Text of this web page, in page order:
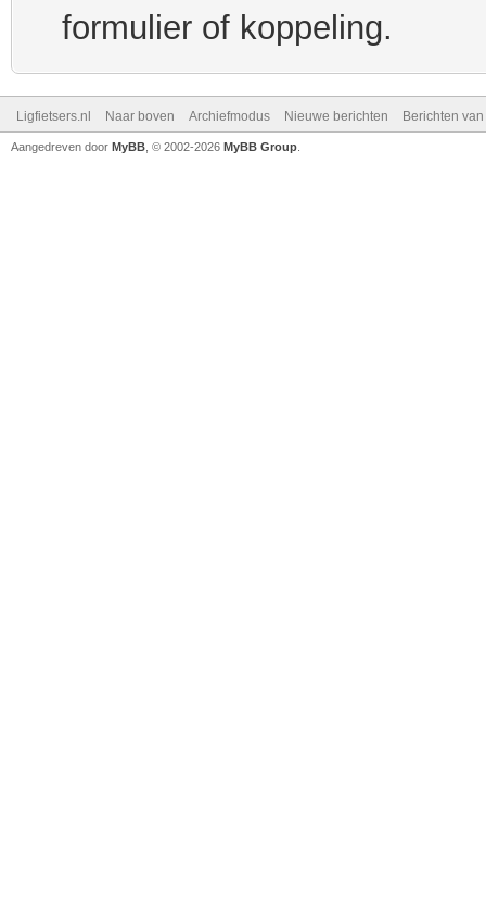
formulier of koppeling.
Ligfietsers.nl Naar boven Archiefmodus Nieuwe berichten Berichten
Aangedreven door MyBB , © 2002-2026 MyBB Group